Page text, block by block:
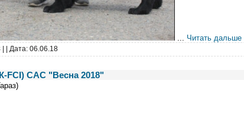
Читать дальше
| | Дата: 06.06.18
FCI) САС "Весна 2018"